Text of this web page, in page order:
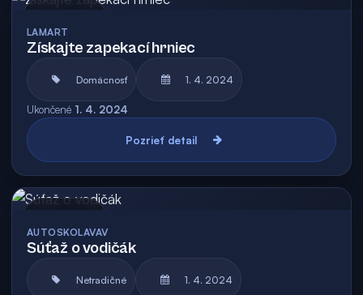
LAMART
Získajte zapekací hrniec
Domácnosť 1. 4. 2024
Ukončené 1. 4. 2024
Pozrieť detail
AUTOSKOLAVAV
Súťaž o vodičák
Netradičné 1. 4. 2024